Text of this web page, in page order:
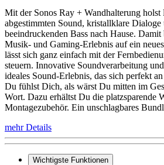
Mit der Sonos Ray + Wandhalterung holst
abgestimmten Sound, kristallklare Dialoge
beeindruckenden Bass nach Hause.
Musik- und Gaming-Erlebnis auf ein
lässt sich ganz einfach mit der
steuern. Innovative Soundverarbeitung
ideales Sound-Erlebnis, das sich perfekt
Du fühlst Dich, als wärst Du mitten im
Wort. Dazu erhältst Du die platzsparende
Montagezubehör. Ein unschlagbares
mehr Details
Wichtigste Funktionen